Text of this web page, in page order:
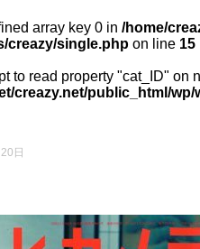
array key 0 in /home/
creazy/single.php on line 15
to read property "cat_ID" on
creazy.net/public_html/
日